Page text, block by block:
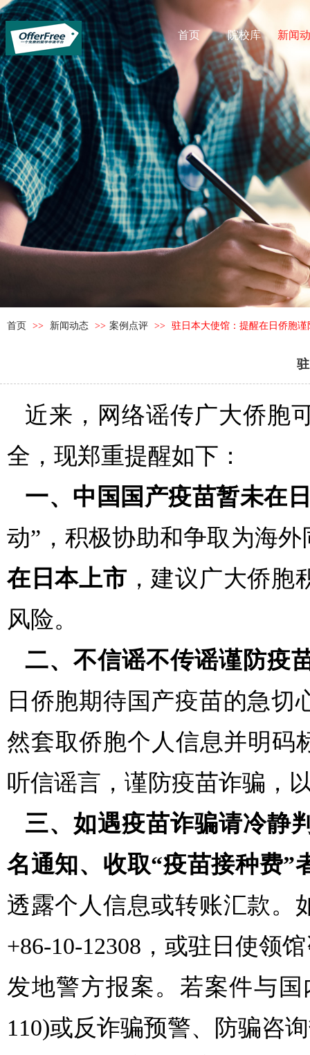
首页 院校库 新闻
首页 >> 新闻动态 >> 案例点评 >> 驻日本大使馆：提醒在日侨胞谨
近来，网络谣传广大侨胞
全，现郑重提醒如下：
一、中国国产疫苗暂未在
动”，积极协助和争取为海
在日本上市 ，建议广大侨
风险。
二、不信谣不传谣谨防疫
日侨胞期待国产疫苗的急切
然套取侨胞个人信息并明码
听信谣言，谨防疫苗诈骗，
三、如遇疫苗诈骗请冷静
名通知、收取“疫苗接种费”
透露个人信息或转账汇款。
+86-10-12308，或驻日使领
发地警方报案。若案件与
110)或反诈骗预警、防骗咨